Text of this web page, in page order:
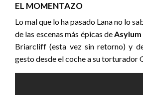
EL MOMENTAZO
Lo mal que lo ha pasado Lana no lo
de las escenas más épicas deAsylum
Briarcliff (esta vez sin retorno) y
gesto desde el coche a su torturador